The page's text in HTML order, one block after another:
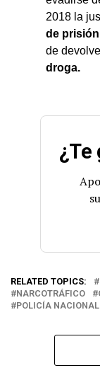
2018 la
de prisión
de
droga.
¿Te
RELATED TOPICS:
NARCOTRÁFICO
POLICÍA NACIONAL